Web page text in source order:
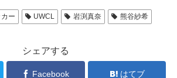
ー UWCL 岩渕真奈 熊谷紗希
シェアする
Facebook はてブ